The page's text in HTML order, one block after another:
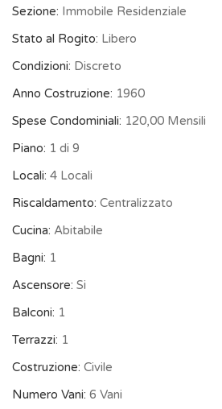
Sezione: Immobile Residenziale
Stato al Rogito: Libero
Condizioni: Discreto
Anno Costruzione: 1960
Spese Condominiali: 120,00 Mensili
Piano: 1 di 9
Locali: 4 Locali
Riscaldamento: Centralizzato
Cucina: Abitabile
Bagni: 1
Ascensore: Si
Balconi: 1
Terrazzi: 1
Costruzione: Civile
Numero Vani: 6 Vani